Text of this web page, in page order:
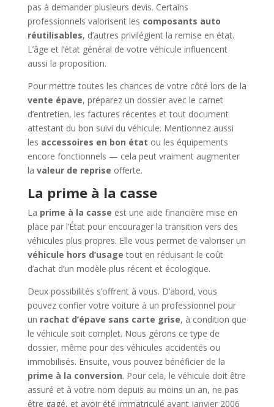
pas à demander plusieurs devis. Certains
professionnels valorisent les composants auto
réutilisables, d’autres privilégient la remise en état.
L’âge et l’état général de votre véhicule influencent
aussi la proposition.
Pour mettre toutes les chances de votre côté lors de la
vente épave, préparez un dossier avec le carnet
d’entretien, les factures récentes et tout document
attestant du bon suivi du véhicule. Mentionnez aussi
les accessoires en bon état ou les équipements
encore fonctionnels — cela peut vraiment augmenter
la valeur de reprise offerte.
La prime à la casse
La prime à la casse est une aide financière mise en
place par l’État pour encourager la transition vers des
véhicules plus propres. Elle vous permet de valoriser un
véhicule hors d’usage tout en réduisant le coût
d’achat d’un modèle plus récent et écologique.
Deux possibilités s’offrent à vous. D’abord, vous
pouvez confier votre voiture à un professionnel pour
un rachat d’épave sans carte grise, à condition que
le véhicule soit complet. Nous gérons ce type de
dossier, même pour des véhicules accidentés ou
immobilisés. Ensuite, vous pouvez bénéficier de la
prime à la conversion. Pour cela, le véhicule doit être
assuré et à votre nom depuis au moins un an, ne pas
être gagé, et avoir été immatriculé avant janvier 2006